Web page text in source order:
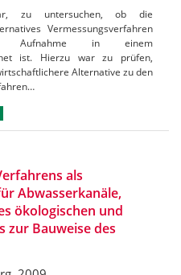
zu untersuchen, ob die
Vermessungsverfahren
Aufnahme in einem
ist. Hierzu war zu prüfen,
Alternative zu den
als
Abwasserkanäle,
ökologischen und
zur Bauweise des